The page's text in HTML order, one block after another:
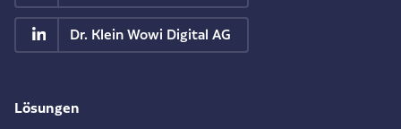
Dr. Klein Wowi Digital AG
Lösungen